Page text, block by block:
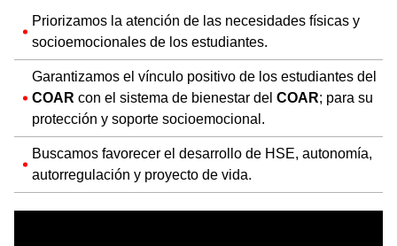
Priorizamos la atención de las necesidades físicas y
socioemocionales de los estudiantes.
Garantizamos el vínculo positivo de los estudiantes del
COAR con el sistema de bienestar del COAR; para su
protección y soporte socioemocional.
Buscamos favorecer el desarrollo de HSE, autonomía,
autorregulación y proyecto de vida.